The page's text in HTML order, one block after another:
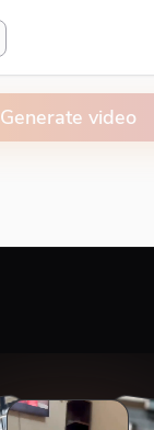
Generate video